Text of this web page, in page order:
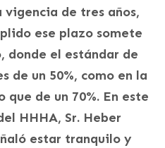
de tres años,
ese plazo somete
donde el estándar de
de un 50%, como en la
de un 70%. En este
HHHA, Sr. Heber
estar tranquilo y